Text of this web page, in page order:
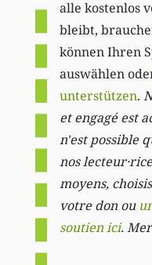
alle kostenlos
bleibt,
können Ihren
auswählen
unterstützen.
et engagé est
n'est possible
nos
moyens,
votre don ou
soutien ici.